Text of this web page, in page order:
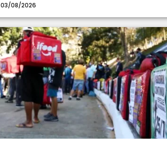
03/08/2026